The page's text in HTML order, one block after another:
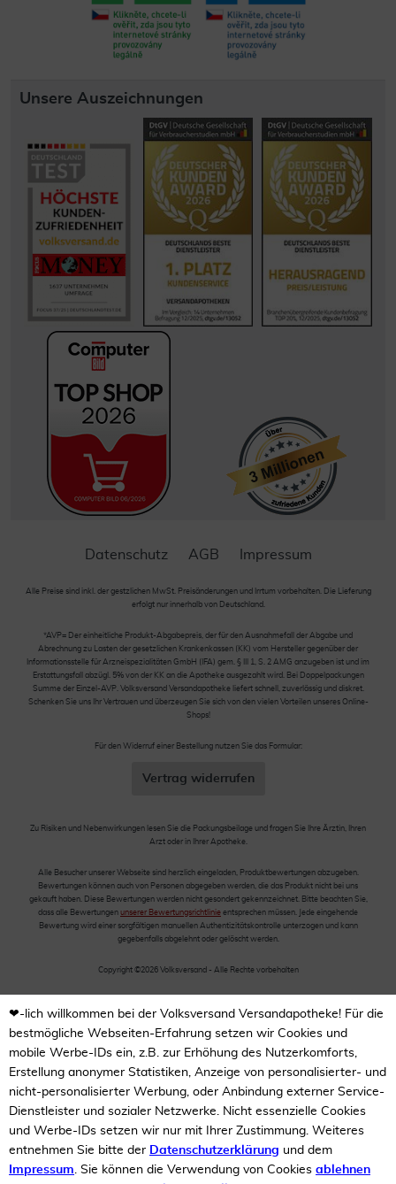
Unsere Auszeichnungen
Datenschutz AGB Impressum
Alle Preise sind inkl. der gestzlichen MwSt. Preisänderungen und Irrtum vorbehalten. Die Lieferung
erfolgt nur innerhalb von Deutschland.
*AVP= Der einheitliche Produkt-Abgabepreis, der für den Ausnahmefall der Abgabe und
Abrechnung zu Lasten der gesetzlichen Krankenkassen (KK) vom Hersteller gegenüber der
Informationsstelle für Arzneispezialitäten GmbH (IFA) gem. § III 1, S. 2 AMG anzugeben ist und im
Erstattungsfall abzügl. 5% von der KK an die Apotheke ausgezahlt wird. Bei Doppelpackungen
Summe der Einzel-AVP. Volksversand Versandapotheke liefert schnell, zuverlässig und diskret.
Schenken Sie uns Ihr Vertrauen und überzeugen Sie sich von den vielen Vorteilen unseres Online-
Shops!
Für den Widerruf einer Bestellung nutzen Sie das Formular:
Vertrag widerrufen
Zu Risiken und Nebenwirkungen lesen Sie die Packungsbeilage und fragen Sie Ihre Ärztin, Ihren
Arzt oder in Ihrer Apotheke.
Alle Besucher unserer Webseite sind herzlich eingeladen, Produktbewertungen abzugeben.
Bewertungen können auch von Personen abgegeben werden, die das Produkt nicht bei uns
gekauft haben. Diese Bewertungen werden nicht gesondert gekennzeichnet. Bitte beachten Sie,
dass alle Bewertungen unserer Bewertungsrichtlinie entsprechen müssen. Jede eingehende
Bewertung wird einer sorgfältigen manuellen Authentizitätskontrolle unterzogen und kann
gegebenfalls abgelehnt oder gelöscht werden.
Copyright ©2026 Volksversand - Alle Rechte vorbehalten
❤-lich willkommen bei der Volksversand Versandapotheke! Für die
bestmögliche Webseiten-Erfahrung setzen wir Cookies und
mobile Werbe-IDs ein, z.B. zur Erhöhung des Nutzerkomforts,
Erstellung anonymer Statistiken, Anzeige von personalisierter- und
nicht-personalisierter Werbung, oder Anbindung externer Service-
Dienstleister und sozialer Netzwerke. Nicht essenzielle Cookies
und Werbe-IDs setzen wir nur mit Ihrer Zustimmung. Weiteres
entnehmen Sie bitte der Datenschutzerklärung und dem
Impressum. Sie können die Verwendung von Cookies ablehnen